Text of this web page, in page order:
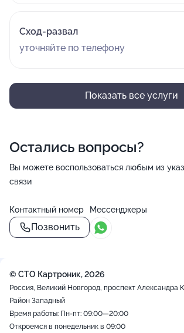
Сход-развал
уточняйте по телефону
Показать все услуги
Остались вопросы?
Вы можете воспользоваться любым из
связи
Контактный номер
Позвонить
Мессенджеры
© СТО Картроник, 2026
Россия, Великий Новгород, проспект Александра
Район Западный
Время работы: Пн-пт: 09:00—20:00
Откроемся в понедельник в 09:00